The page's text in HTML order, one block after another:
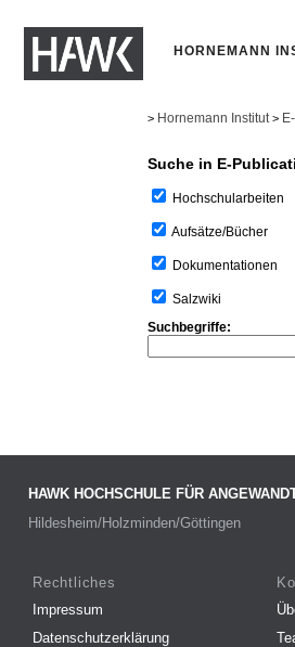
HORNEMANN
> Hornemann Institut >
Suche in E-
Hochschularbeiten
Aufsätze/Bücher
Dokumentationen
Salzwiki
Suchbegriffe:
HAWK HOCHSCHULE FÜR
Hildesheim/Holzminden/Göttingen
Rechtliches
Impressum
Datenschutzerklärung